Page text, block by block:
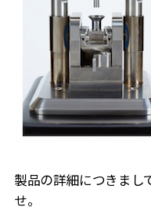
製品の詳細につきまし
せ。